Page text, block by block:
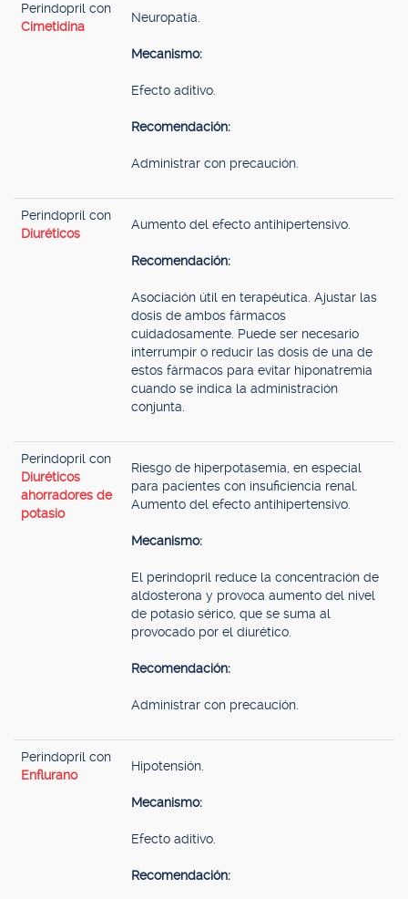
Perindopril con
Cimetidina
Neuropatía.
Mecanismo:
Efecto aditivo.
Recomendación:
Administrar con precaución.
Perindopril con
Diuréticos
Aumento del efecto antihipertensivo.
Recomendación:
Asociación útil en terapéutica. Ajustar las
dosis de ambos fármacos
cuidadosamente. Puede ser necesario
interrumpir o reducir las dosis de una de
estos fármacos para evitar hiponatremia
cuando se indica la administración
conjunta.
Perindopril con
Diuréticos
ahorradores de
potasio
Riesgo de hiperpotasemia, en especial
para pacientes con insuficiencia renal.
Aumento del efecto antihipertensivo.
Mecanismo:
El perindopril reduce la concentración de
aldosterona y provoca aumento del nivel
de potasio sérico, que se suma al
provocado por el diurético.
Recomendación:
Administrar con precaución.
Perindopril con
Enflurano
Hipotensión.
Mecanismo:
Efecto aditivo.
Recomendación: